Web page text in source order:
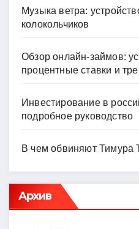
Музыка ветра:
колокольчиков
Обзор онлайн-займов:
процентные ставки и
Инвестирование в
подробное руководство
В чем обвиняют Тимура
Архив